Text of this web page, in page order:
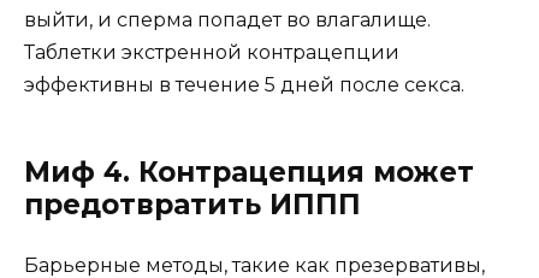
выйти, и сперма попадет во влагалище.
Таблетки экстренной контрацепции
эффективны в течение 5 дней после секса.
Миф 4. Контрацепция может
предотвратить ИППП
Барьерные методы, такие как презервативы,